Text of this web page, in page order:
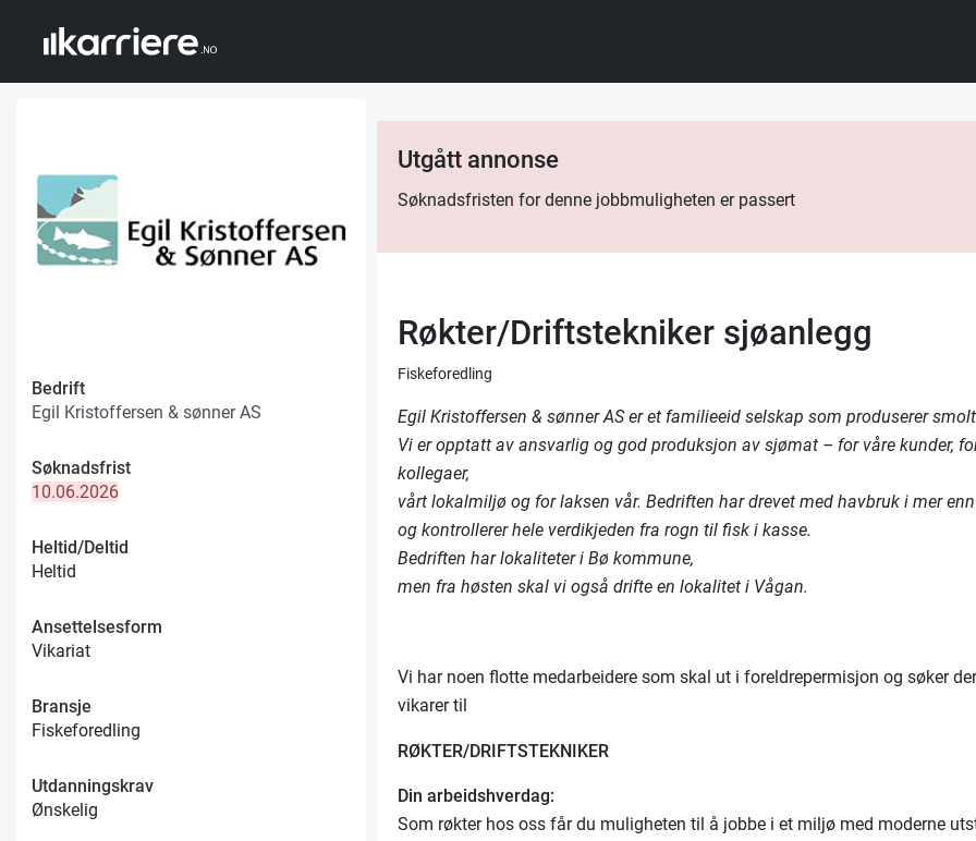
Bedrift
Egil Kristoffersen & sønner AS
Søknadsfrist
10.06.2026
Heltid/Deltid
Heltid
Ansettelsesform
Vikariat
Bransje
Fiskeforedling
Utdanningskrav
Ønskelig
Utgått annonse
Søknadsfristen for denne jobbmuligheten er passert
Røkter/Driftstekniker sjøanlegg
Fiskeforedling
Egil Kristoffersen & sønner AS er et familieeid selskap som produserer
Vi er opptatt av ansvarlig og god produksjon av sjømat – for våre kunder,
kollegaer,
vårt lokalmiljø og for laksen vår. Bedriften har drevet med havbruk i mer
og kontrollerer hele verdikjeden fra rogn til fisk i kasse.
Bedriften har lokaliteter i Bø kommune,
men fra høsten skal vi også drifte en lokalitet i Vågan.
Vi har noen flotte medarbeidere som skal ut i foreldrepermisjon og søker
vikarer til
RØKTER/DRIFTSTEKNIKER
Din arbeidshverdag:
Som røkter hos oss får du muligheten til å jobbe i et miljø med moderne